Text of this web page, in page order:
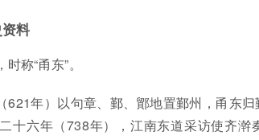
料
称“甬东”。
621年）以句章、鄞、鄮地置鄞州，甬东
十六年（738年），江南东道采访使齐